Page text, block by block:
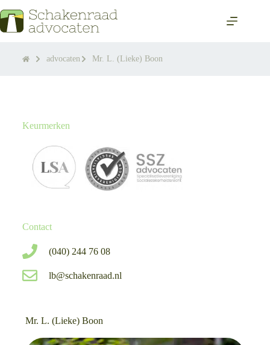
advocaten Mr. L. (Lieke) Boon
Keurmerken
Contact
(040) 244 76 08
lb@schakenraad.nl
Mr. L. (Lieke) Boon